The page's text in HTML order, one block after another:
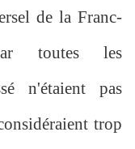
de la Franc-
toutes les
n'étaient pas
trop